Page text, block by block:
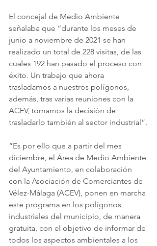
El concejal de Medio Ambiente
señalaba que “durante los meses de
junio a noviembre de 2021 se han
realizado un total de 228 visitas, de las
cuales 192 han pasado el proceso con
éxito. Un trabajo que ahora
trasladamos a nuestros polígonos,
además, tras varias reuniones con la
ACEV, tomamos la decisión de
trasladarlo también al sector industrial”.
“Es por ello que a partir del mes
diciembre, el Área de Medio Ambiente
del Ayuntamiento, en colaboración
con la Asociación de Comerciantes de
Vélez-Málaga (ACEV), ponen en marcha
este programa en los polígonos
industriales del municipio, de manera
gratuita, con el objetivo de informar de
todos los aspectos ambientales a los